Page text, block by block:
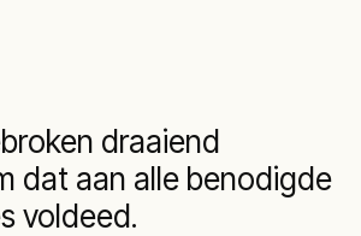
draaiend
dat aan alle benodigde
voldeed.